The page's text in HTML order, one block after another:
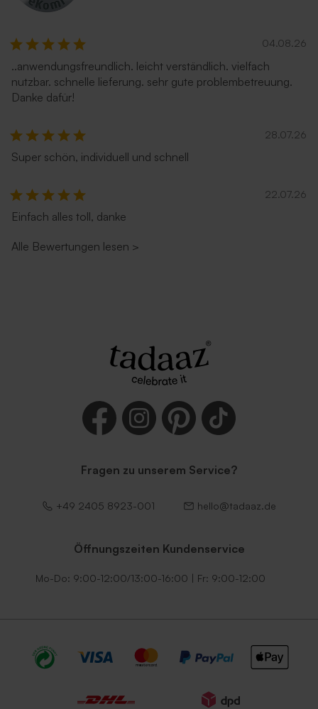
Umschlag in Sandfarbe
Dunkelgrüner Umschlag
Verschlussklappe in Weiß
selbstklebendem Verschluss
in Ecru
04.08.26
..anwendungsfreundlich. leicht verständlich. vielfach
nutzbar. schnelle lieferung. sehr gute problembetreuung.
Danke dafür!
28.07.26
Super schön, individuell und schnell
22.07.26
Einfach alles toll, danke
Alle Bewertungen lesen >
Fragen zu unserem Service?
+49 2405 8923-001 hello@tadaaz.de
Öffnungszeiten Kundenservice
Mo-Do: 9:00-12:00/13:00-16:00 | Fr: 9:00-12:00